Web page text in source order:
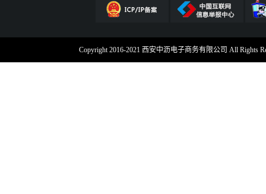
Copyright 2016-2021 西安中沥电子商务有限公司 All